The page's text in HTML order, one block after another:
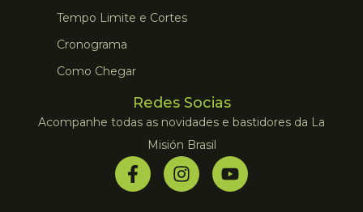
Tempo Limite e Cortes
Cronograma
Como Chegar
Redes Socias
Acompanhe todas as novidades e bastidores da La
Misión Brasil